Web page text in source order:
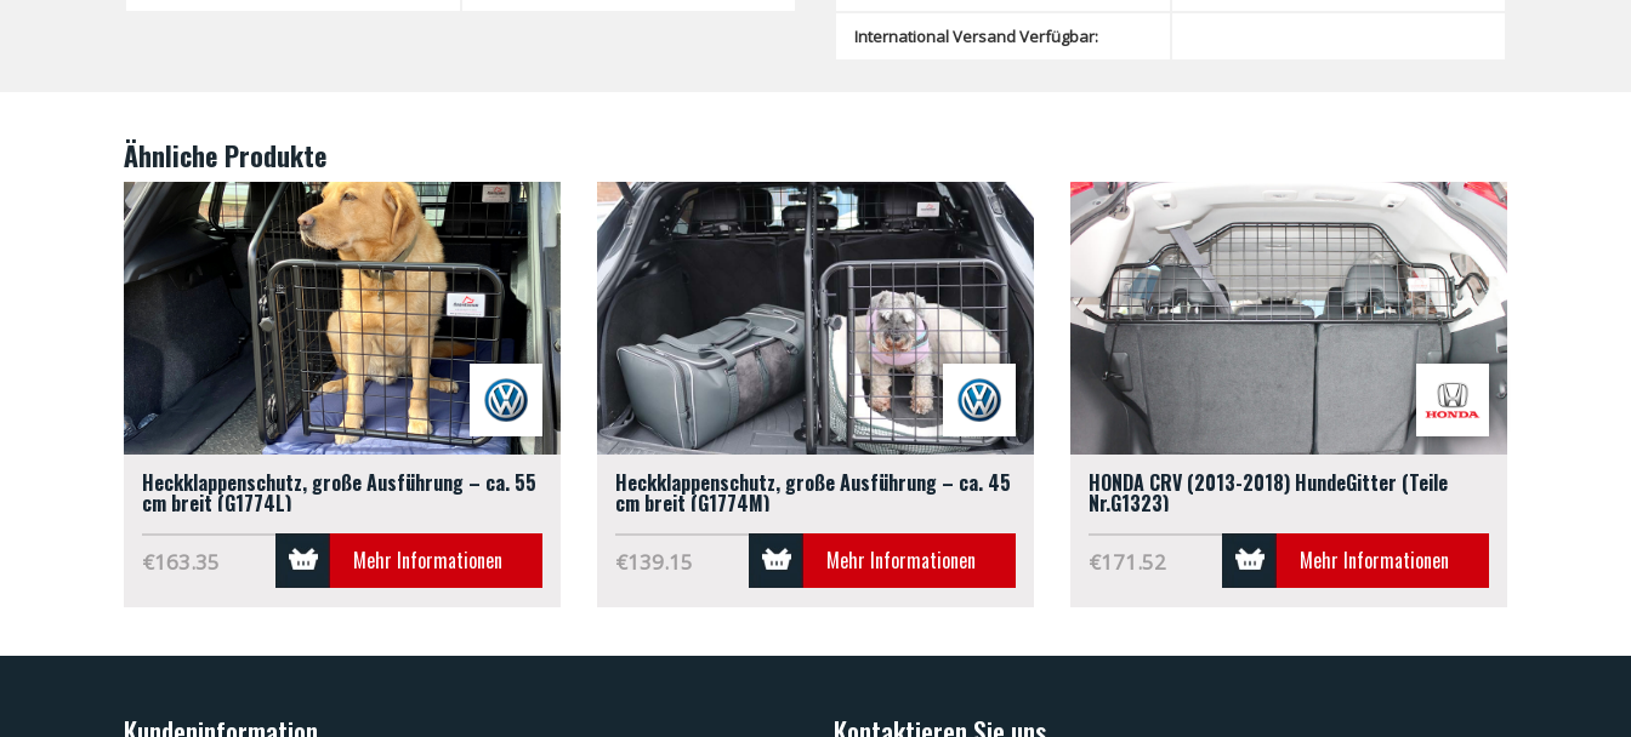
International Versand Verfügbar:
Ähnliche Produkte
Heckklappenschutz, große Ausführung – ca. 55
cm breit (G1774L)
€163.35 Mehr Informationen
Heckklappenschutz, große Ausführung – ca. 45
cm breit (G1774M)
€139.15 Mehr Informationen
HONDA CRV (2013-2018) HundeGitter (Teile
Nr.G1323)
€171.52 Mehr Informationen